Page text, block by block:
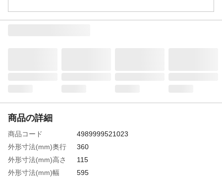
商品の詳細
商品コード
4989999521023
外形寸法(mm)奥行
360
外形寸法(mm)高さ
115
外形寸法(mm)幅
595